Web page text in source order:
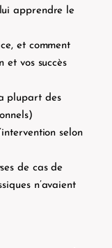
apprendre le
et comment
et vos succès
plupart des
selon
de cas de
n’avaient